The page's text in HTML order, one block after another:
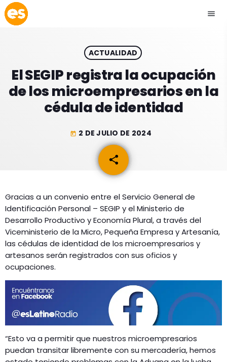
menu
play_arrow EMISIÓN LA PAZ
play_arrow EMISIÓN COCHABAMBA
ESPECTÁCULOS
GEEKERS
MÚSICA
ENTRETENIMIENTO
PROGRAMACIÓN
INICIO
RADIO SPLENDID
ACTUALIDAD
El SEGIP registra la ocupación
de los microempresarios en la
cédula de identidad
today 2 DE JULIO DE 2024
share
email
Gracias a un convenio entre el Servicio General de
Identificación Personal – SEGIP y el Ministerio de
Desarrollo Productivo y Economía Plural, a través del
Viceministerio de la Micro, Pequeña Empresa y Artesanía,
las cédulas de identidad de los microempresarios y
artesanos serán registrados con sus oficios y
ocupaciones.
“Esto va a permitir que nuestros microempresarios
puedan transitar libremente con su mercadería, hemos